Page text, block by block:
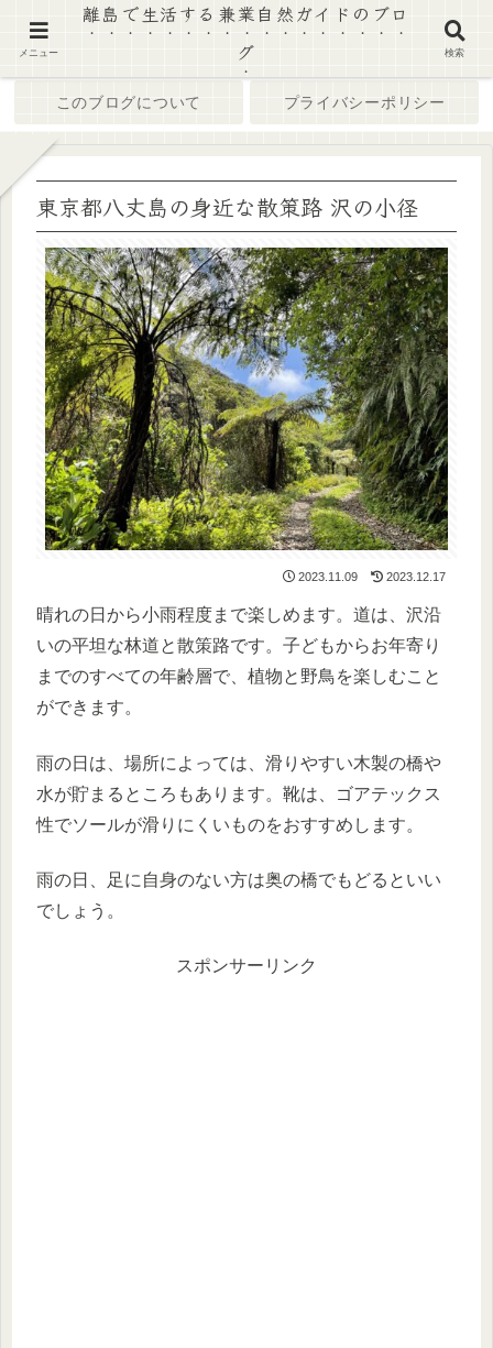
このブログについて プライバシーポリシー
東京都八丈島の身近な散策路 沢の小径
2023.11.09 2023.12.17
晴れの日から小雨程度まで楽しめます。道は、沢沿
いの平坦な林道と散策路です。子どもからお年寄り
までのすべての年齢層で、植物と野鳥を楽しむこと
ができます。
雨の日は、場所によっては、滑りやすい木製の橋や
水が貯まるところもあります。靴は、ゴアテックス
性でソールが滑りにくいものをおすすめします。
雨の日、足に自身のない方は奥の橋でもどるといい
でしょう。
スポンサーリンク
メニュー
離島で生活する兼業自然ガイドのブロ
グ
検索